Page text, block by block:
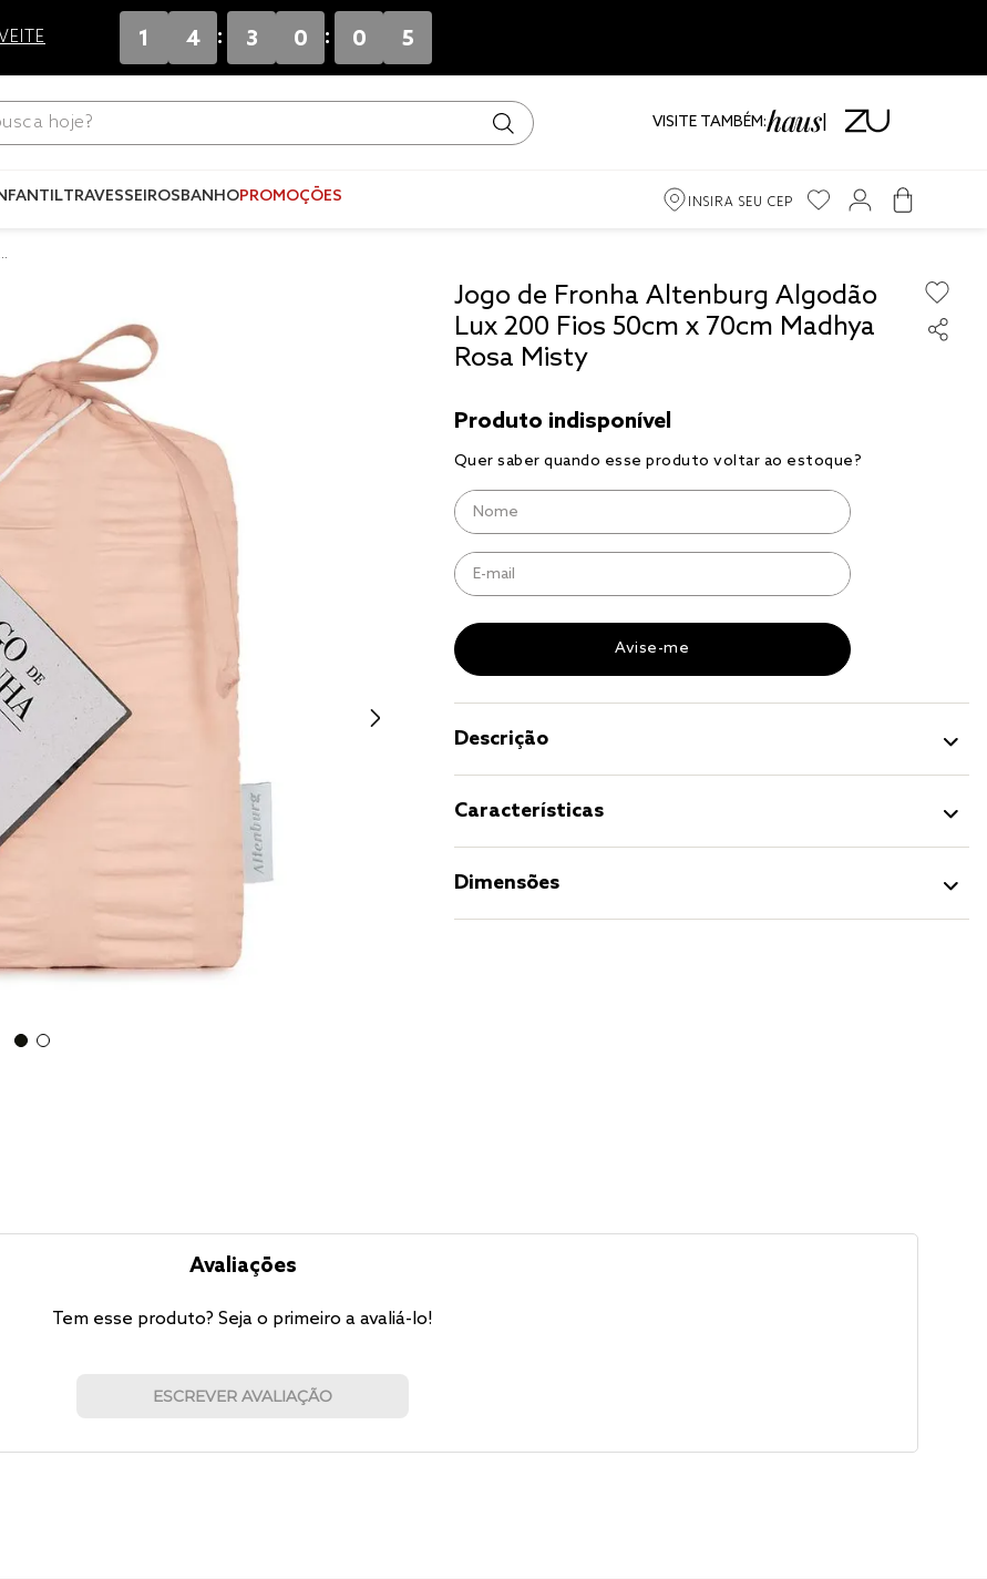
1 4 : 3 0 : 0 4
hoje?
VISITE TAMBÉM:
TRAVESSEIROSBANHOPROMOÇÕES INSIRA SEU CEP
Jogo de Fronha Altenburg Algodão
Lux 200 Fios 50cm x 70cm Madhya
Rosa Misty
Descrição
Características
Dimensões
Avaliações
Tem esse produto? Seja o primeiro a avaliá-lo!
ESCREVER AVALIAÇÃO
fronha
jogos cama
solteiro
tencel
cobre leito
cobertor
jogo cama